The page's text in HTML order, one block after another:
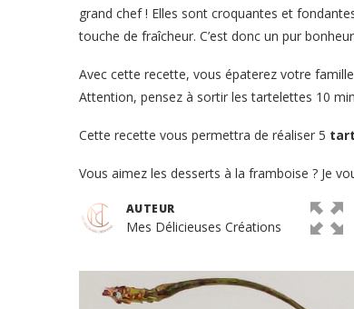
grand chef ! Elles sont croquantes et
touche de fraîcheur. C’est donc un pur
Avec cette recette, vous épaterez votre
Attention, pensez à sortir les tartelettes 10
Cette recette vous permettra de réaliser 5
Vous aimez les desserts à la framboise ? Je
AUTEUR
Mes Délicieuses Créations